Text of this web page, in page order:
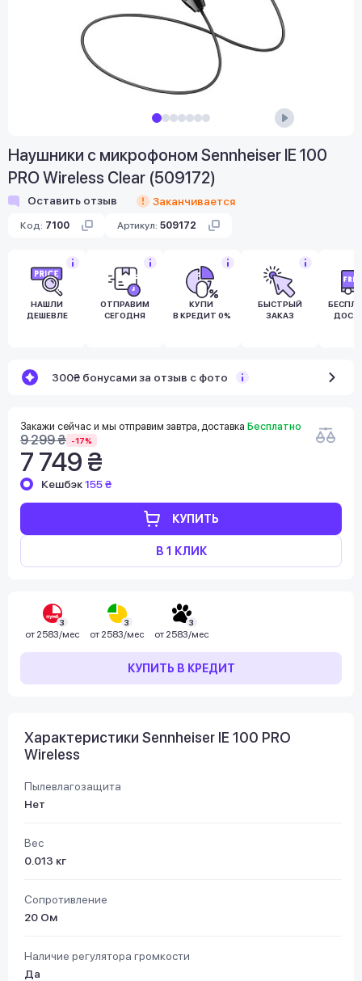
Наушники с микрофоном Sennheiser IE 100
PRO Wireless Clear (509172)
Оставить отзыв Заканчивается
Код: 7100 Артикул: 509172
НАШЛИ
ДЕШЕВЛЕ
ОТПРАВИМ
СЕГОДНЯ
КУПИ
В КРЕДИТ 0%
БЫСТРЫЙ
ЗАКАЗ
300₴ бонусами за отзыв с фото
Закажи сейчас и мы отправим завтра, доставка Бесплатно
9 299 ₴ -17%
7 749 ₴
КУПИТЬ
В 1 КЛИК
Кешбэк155 ₴
3
от 2583/мес
3
от 2583/мес
3
от 2583/мес
КУПИТЬ В КРЕДИТ
Характеристики Sennheiser IE 100 PRO
Wireless
Пылевлагозащита
Нет
Вес
0.013 кг
Сопротивление
20 Ом
Наличие регулятора громкости
Да